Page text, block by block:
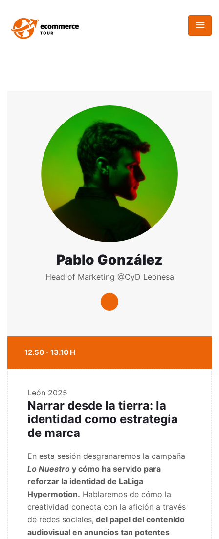
Pablo González
Head of Marketing @CyD Leonesa
12.50 - 13.10 H
León 2025
Narrar desde la tierra: la
identidad como estrategia
de marca
En esta sesión desgranaremos la campaña
Lo Nuestro y cómo ha servido para
reforzar la identidad de LaLiga
Hypermotion. Hablaremos de cómo la
creatividad conecta con la afición a través
de redes sociales, del papel del contenido
audiovisual en anuncios tan potentes